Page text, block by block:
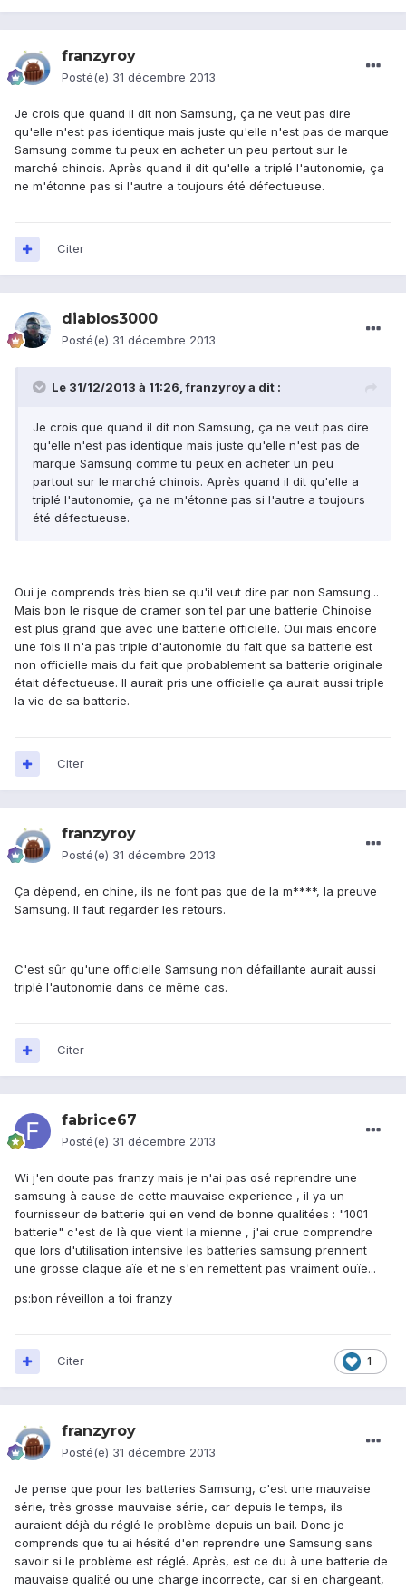
franzyroy
Posté(e) 31 décembre 2013
Je crois que quand il dit non Samsung, ça ne veut pas dire
qu'elle n'est pas identique mais juste qu'elle n'est pas de marque
Samsung comme tu peux en acheter un peu partout sur le
marché chinois. Après quand il dit qu'elle a triplé l'autonomie, ça
ne m'étonne pas si l'autre a toujours été défectueuse.
Citer
diablos3000
Posté(e) 31 décembre 2013
Le 31/12/2013 à 11:26, franzyroy a dit :
Je crois que quand il dit non Samsung, ça ne veut pas dire
qu'elle n'est pas identique mais juste qu'elle n'est pas de
marque Samsung comme tu peux en acheter un peu
partout sur le marché chinois. Après quand il dit qu'elle a
triplé l'autonomie, ça ne m'étonne pas si l'autre a toujours
été défectueuse.
Oui je comprends très bien se qu'il veut dire par non Samsung...
Mais bon le risque de cramer son tel par une batterie Chinoise
est plus grand que avec une batterie officielle. Oui mais encore
une fois il n'a pas triple d'autonomie du fait que sa batterie est
non officielle mais du fait que probablement sa batterie originale
était défectueuse. Il aurait pris une officielle ça aurait aussi triple
la vie de sa batterie.
Citer
franzyroy
Posté(e) 31 décembre 2013
Ça dépend, en chine, ils ne font pas que de la m****, la preuve
Samsung. Il faut regarder les retours.
C'est sûr qu'une officielle Samsung non défaillante aurait aussi
triplé l'autonomie dans ce même cas.
Citer
fabrice67
Posté(e) 31 décembre 2013
Wi j'en doute pas franzy mais je n'ai pas osé reprendre une
samsung à cause de cette mauvaise experience , il ya un
fournisseur de batterie qui en vend de bonne qualitées : "1001
batterie" c'est de là que vient la mienne , j'ai crue comprendre
que lors d'utilisation intensive les batteries samsung prennent
une grosse claque aïe et ne s'en remettent pas vraiment ouïe...
ps:bon réveillon a toi franzy
1
Citer
franzyroy
Posté(e) 31 décembre 2013
Je pense que pour les batteries Samsung, c'est une mauvaise
série, très grosse mauvaise série, car depuis le temps, ils
auraient déjà du réglé le problème depuis un bail. Donc je
comprends que tu ai hésité d'en reprendre une Samsung sans
savoir si le problème est réglé. Après, est ce du à une batterie de
mauvaise qualité ou une charge incorrecte, car si en chargeant,